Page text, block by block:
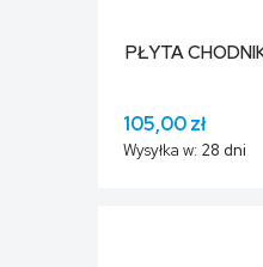
PŁYTA
105,00 zł
Wysyłka w: 28 dni